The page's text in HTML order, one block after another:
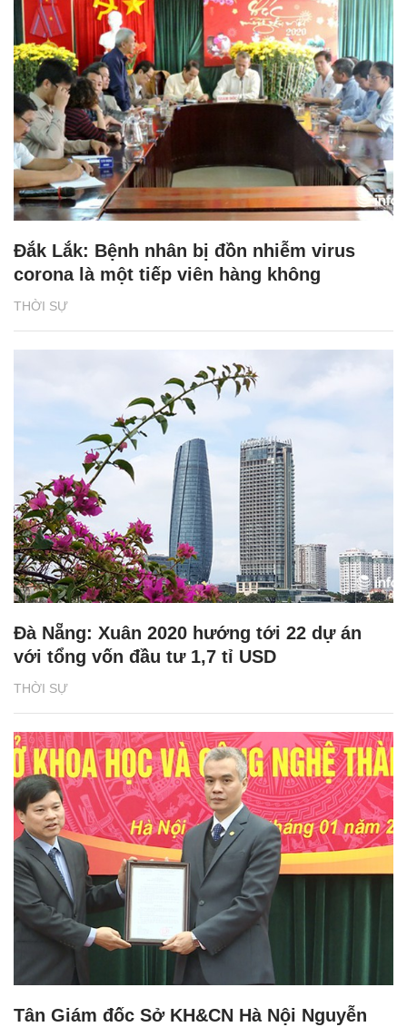
THỜI SỰ
Đắk Lắk: Bệnh nhân bị đồn nhiễm virus
corona là một tiếp viên hàng không
THỜI SỰ
Đà Nẵng: Xuân 2020 hướng tới 22 dự án
với tổng vốn đầu tư 1,7 tỉ USD
Tân Giám đốc Sở KH&CN Hà Nội Nguyễn